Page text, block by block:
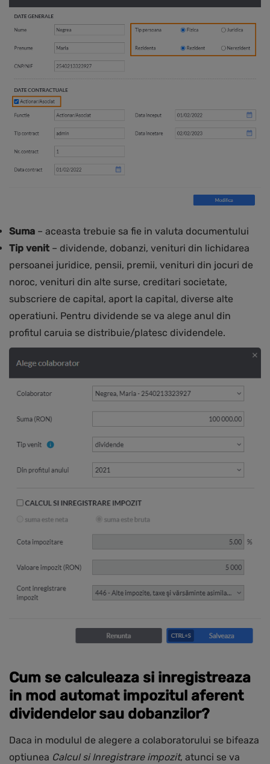
Suma – aceasta trebuie sa fie in valuta documentului
Tip venit – dividende, dobanzi, venituri din lichidarea
persoanei juridice, pensii, premii, venituri din jocuri de
noroc, venituri din alte surse, creditari societate,
subscriere de capital, aport la capital, diverse alte
operatiuni. Pentru dividende se va alege anul din
profitul caruia se distribuie/platesc dividendele.
Cum se calculeaza si inregistreaza
in mod automat impozitul aferent
dividendelor sau dobanzilor?
Daca in modulul de alegere a colaboratorului se bifeaza
optiunea Calcul si Inregistrare impozit, atunci se va